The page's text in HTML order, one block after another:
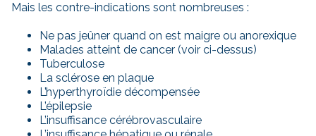
Mais les contre-indications sont nombreuses :
Ne pas jeûner quand on est maigre ou anorexique
Malades atteint de cancer (voir ci-dessus)
Tuberculose
La sclérose en plaque
L’hyperthyroïdie décompensée
L’épilepsie
L’insuffisance cérébrovasculaire